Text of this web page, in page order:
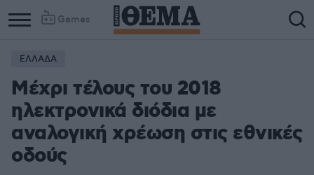
Games
ΕΛΛΑΔΑ
Μέχρι τέλους του 2018
ηλεκτρονικά διόδια με
αναλογική χρέωση στις εθνικές
οδούς